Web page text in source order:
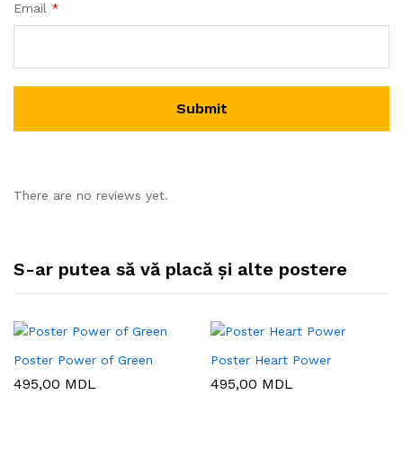
Email *
There are no reviews yet.
S-ar putea să vă placă și alte postere
Poster Power of Green
495,00 MDL
Poster Heart Power
495,00 MDL